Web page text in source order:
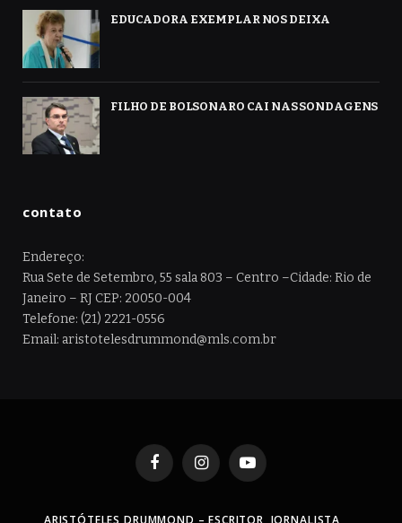
EDUCADORA EXEMPLAR NOS DEIXA
FILHO DE BOLSONARO CAI NAS SONDAGENS
contato
Endereço:
Rua Sete de Setembro, 55 sala 803 – Centro –Cidade: Rio de
Janeiro – RJ CEP: 20050-004
Telefone: (21) 2221-0556
Email: aristotelesdrummond@mls.com.br
FacebookInstagramYouTube
ARISTÓTELES DRUMMOND – ESCRITOR, JORNALISTA